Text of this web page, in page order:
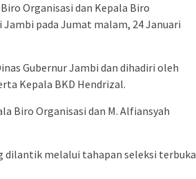
Organisasi dan Kepala Biro
pada Jumat malam, 24 Januari
Gubernur Jambi dan dihadiri oleh
Kepala BKD Hendrizal.
Biro Organisasi dan M. Alfiansyah
dilantik melalui tahapan seleksi terbuka